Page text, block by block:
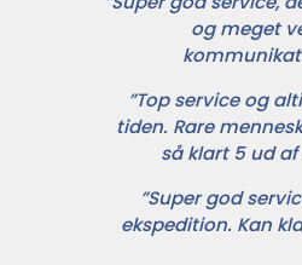
og meget
”Top service og
tiden. Rare
så klart 5 ud af
”Super god
ekspedition. Kan